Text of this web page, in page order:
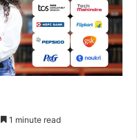
1 minute read